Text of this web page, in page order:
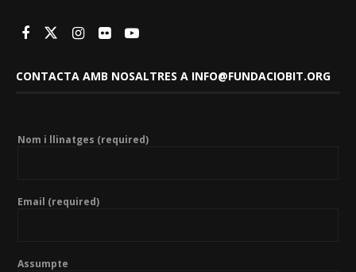
CONTACTA AMB NOSALTRES A INFO@FUNDACIOBIT.ORG
Nom i llinatges (required)
Email (required)
Assumpte